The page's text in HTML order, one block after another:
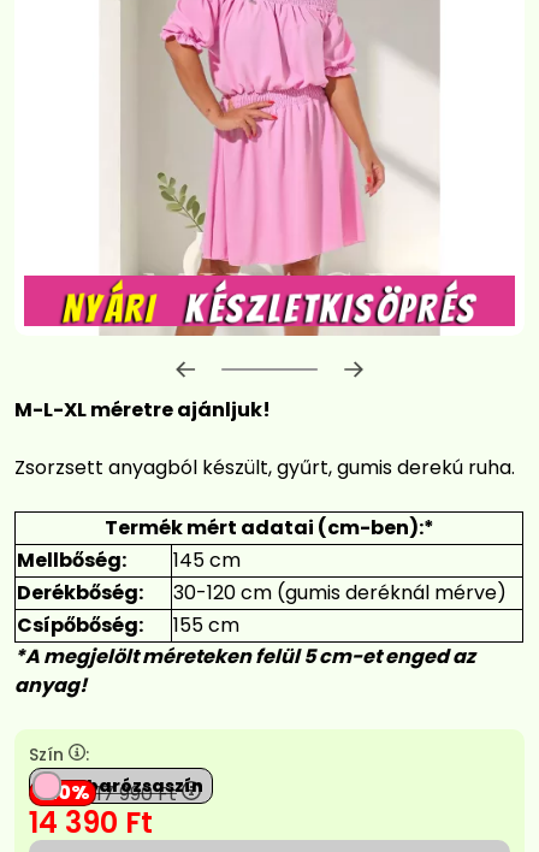
Előrehaladás:
M-L-XL méretre ajánljuk!
Zsorzsett anyagból készült, gyűrt, gumis derekú ruha.
Termék mért adatai (cm-ben):*
Mellbőség:
145 cm
Derékbőség:
30-120 cm (gumis deréknál mérve)
Csípőbőség:
155 cm
*A megjelölt méreteken felül 5 cm-et enged az
anyag!
Szín
:
Babarózsaszín
20 17 990Ft
14 390 Ft